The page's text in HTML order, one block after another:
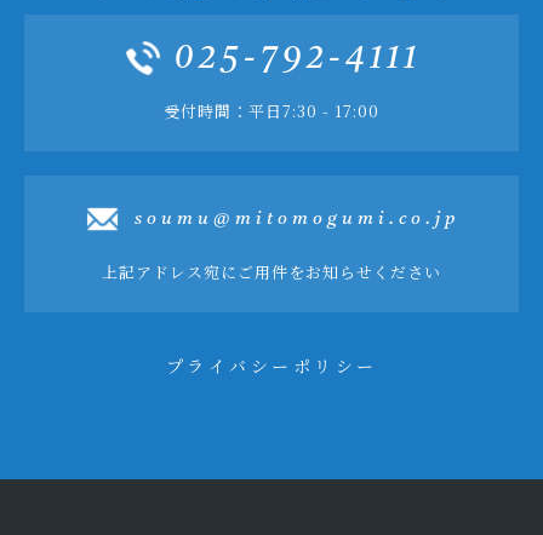
025-792-4111
受付時間：平日7:30 - 17:00
soumu@mitomogumi.co.jp
上記アドレス宛にご用件をお知らせください
プライバシーポリシー